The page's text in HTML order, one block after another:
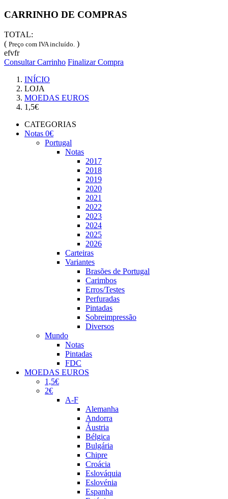
CARRINHO DE COMPRAS
TOTAL:
( Preço com IVA incluído. )
efvfr
Consultar Carrinho Finalizar Compra
INÍCIO
LOJA
MOEDAS EUROS
1,5€
CATEGORIAS
Notas 0€
Portugal
Notas
2017
2018
2019
2020
2021
2022
2023
2024
2025
2026
Carteiras
Variantes
Brasões de Portugal
Carimbos
Erros/Testes
Perfuradas
Pintadas
Sobreimpressão
Diversos
Mundo
Notas
Pintadas
FDC
MOEDAS EUROS
1,5€
2€
A-F
Alemanha
Andorra
Áustria
Bélgica
Bulgária
Chipre
Croácia
Eslováquia
Eslovénia
Espanha